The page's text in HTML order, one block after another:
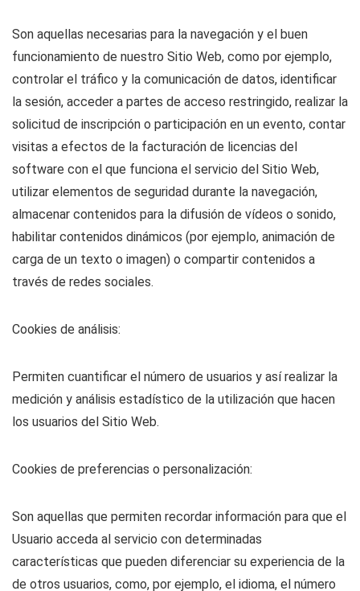
Son aquellas necesarias para la navegación y el buen
funcionamiento de nuestro Sitio Web, como por ejemplo,
controlar el tráfico y la comunicación de datos, identificar
la sesión, acceder a partes de acceso restringido, realizar la
solicitud de inscripción o participación en un evento, contar
visitas a efectos de la facturación de licencias del
software con el que funciona el servicio del Sitio Web,
utilizar elementos de seguridad durante la navegación,
almacenar contenidos para la difusión de vídeos o sonido,
habilitar contenidos dinámicos (por ejemplo, animación de
carga de un texto o imagen) o compartir contenidos a
través de redes sociales.
Cookies de análisis:
Permiten cuantificar el número de usuarios y así realizar la
medición y análisis estadístico de la utilización que hacen
los usuarios del Sitio Web.
Cookies de preferencias o personalización:
Son aquellas que permiten recordar información para que el
Usuario acceda al servicio con determinadas
características que pueden diferenciar su experiencia de la
de otros usuarios, como, por ejemplo, el idioma, el número